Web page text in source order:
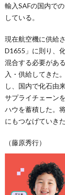
輸入SAFの国内で
している。
現在航空機に供給
D1655」に則り、
混合する必要があ
入・供給してきた
し、国内で化石由
サプライチェーン
ハウを蓄積した。
にもつなげていき
（藤原秀行）